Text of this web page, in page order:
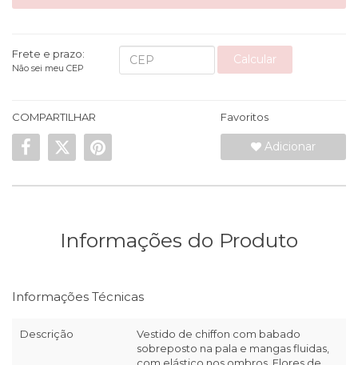
Frete e prazo:
Não sei meu CEP
Calcular
COMPARTILHAR Favoritos
Adicionar
Informações do Produto
Informações Técnicas
Descrição
Vestido de chiffon com babado
sobreposto na pala e mangas fluidas,
com elástico nos ombros. Flores de